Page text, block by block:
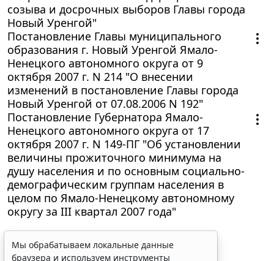
созыва и досрочных выборов Главы города
Новый Уренгой"
Постановление Главы муниципального
образования г. Новый Уренгой Ямало-
Ненецкого автономного округа от 9
октября 2007 г. N 214 "О внесении
изменений в постановление Главы города
Новый Уренгой от 07.08.2006 N 192"
Постановление Губернатора Ямало-
Ненецкого автономного округа от 17
октября 2007 г. N 149-ПГ "Об установлении
величины прожиточного минимума на
душу населения и по основным социально-
демографическим группам населения в
целом по Ямало-Ненецкому автономному
округу за III квартал 2007 года"
Мы обрабатываем локальные данные
браузера и используем инструменты